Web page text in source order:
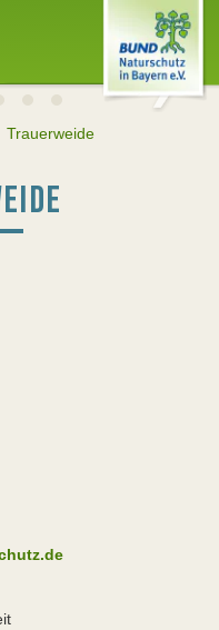
Trauerweide